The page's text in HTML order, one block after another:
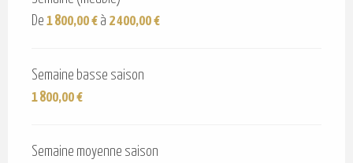
De 1 800,00 € à 2 400,00 €
Semaine basse saison
1 800,00 €
Semaine moyenne saison